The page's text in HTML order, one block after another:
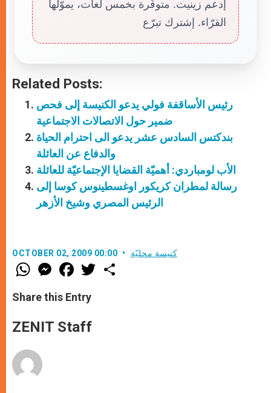
إدعم زينيت. متوفّرة بخمس لغات، يموّلها
القرّاء. إشترك تبرّع
Related Posts:
رئيس الأساقفة فولي يدعو الكنيسة إلى فحص
ضمير حول الاتصالات الاجتماعية
بندكتس السادس عشر يدعو الى احترام الحياة
والدفاع عن العائلة
الأب لومباردي: أهميّة القضايا الإجتماعيّة للعائلة
رسالة لمطران كريكور اوغسطينوس كوسا إلى
الرئيس المصري وشيخ الأزهر
OCTOBER 02, 2009 00:00 كنيسة محليّة
W
h
t
s
p
p
M
e
s
e
g
e
F
a
e
b
o
k
w
Share this Entry
ZENIT Staff